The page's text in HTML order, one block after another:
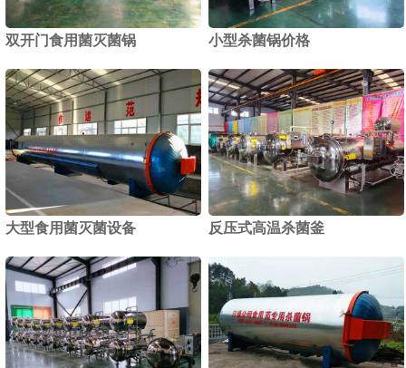
1 2
双开门食用菌灭菌锅 小型杀菌锅价格
大型食用菌灭菌设备 反压式高温杀菌釜